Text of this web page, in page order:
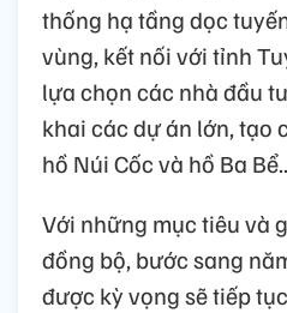
thống hạ tầng dọc
vùng, kết nối với tỉnh
lựa chọn các nhà đầu
khai các dự án lớn, tạo
hồ Núi Cốc và hồ Ba
Với những mục tiêu và
đồng bộ, bước sang
được kỳ vọng sẽ tiếp